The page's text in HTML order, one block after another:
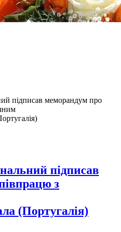
підписав меморандум про
підписав
з
(Португалія)